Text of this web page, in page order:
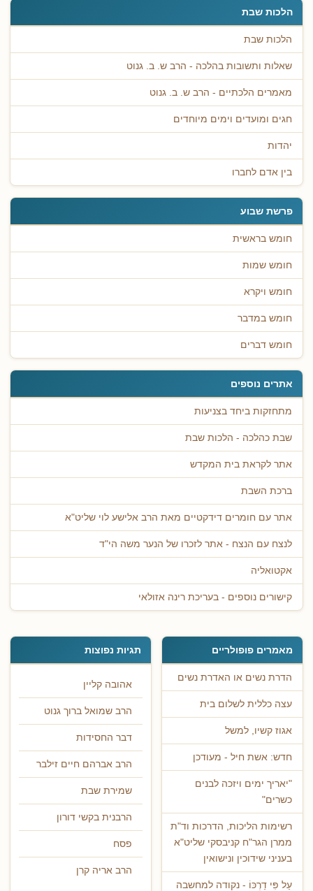
הלכות שבת
הלכות שבת
שאלות ותשובות בהלכה - הרב ש. ב. גנוט
מאמרים הלכתיים - הרב ש. ב. גנוט
חגים ומועדים וימים מיוחדים
יהדות
בין אדם לחברו
פרשת שבוע
חומש בראשית
חומש שמות
חומש ויקרא
חומש במדבר
חומש דברים
אתרים נוספים
מתחזקות ביחד בצניעות
שבת כהלכה - הלכות שבת
אתר לקראת בית המקדש
ברכת השבת
אתר עם חומרים דידקטיים מאת הרב אלישע לוי שליט"א
לנצח עם הנצח - אתר לזכרו של הנער משה הי"ד
אקטואליה
קישורים נוספים - בעריכת רינה אזולאי
מאמרים פופולריים
הדרת נשים או האדרת נשים
עצה כללית לשלום בית
אגוז קשיו, למשל
חדש: אשת חיל - מעודכן
"יאריך ימים ויזכה לבנים
כשרים"
רשימות הליכות, הדרכות וד"ת
ממרן הגר"ח קניבסקי שליט"א
בעניני שידוכין ונישואין
עַל פִּי דַרְכּוֹ - נקודה למחשבה
תגיות נפוצות
אהובה קליין
הרב שמואל ברוך גנוט
דבר החסידות
הרב אברהם חיים זילבר
שמירת שבת
הרבנית בקשי דורון
פסח
הרב אריה קרן